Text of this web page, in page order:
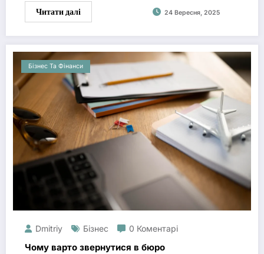
Читати далі 24 Вересня, 2025
Бізнес Та Фінанси
Dmitriy Бізнес 0 Коментарі
Чому варто звернутися в бюро